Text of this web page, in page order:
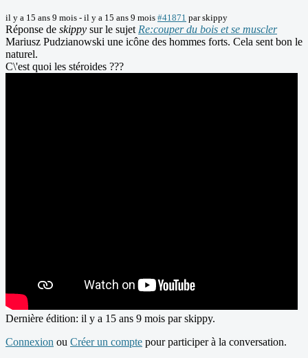
il y a 15 ans 9 mois - il y a 15 ans 9 mois #41871 parskippy
Réponse de skippy sur le sujet Re:couper du bois et se muscler
Mariusz Pudzianowski une icône des hommes forts. Cela sent bon le
naturel.
C\'est quoi les stéroides ???
Dernière édition: il y a 15 ans 9 mois parskippy.
Connexion ou Créer un compte pour participer à la conversation.